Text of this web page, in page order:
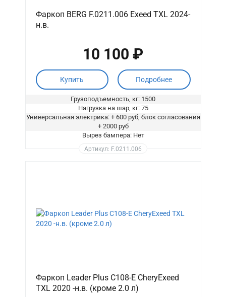
Фаркоп BERG F.0211.006 Exeed TXL 2024-
н.в.
10 100 ₽
Купить Подробнее
Грузоподъемность, кг: 1500
Нагрузка на шар, кг: 75
Универсальная электрика: + 600 руб, блок согласования
+ 2000 руб
Вырез бампера: Нет
Артикул: F.0211.006
Фаркоп Leader Plus C108-E CheryExeed
TXL 2020 -н.в. (кроме 2.0 л)